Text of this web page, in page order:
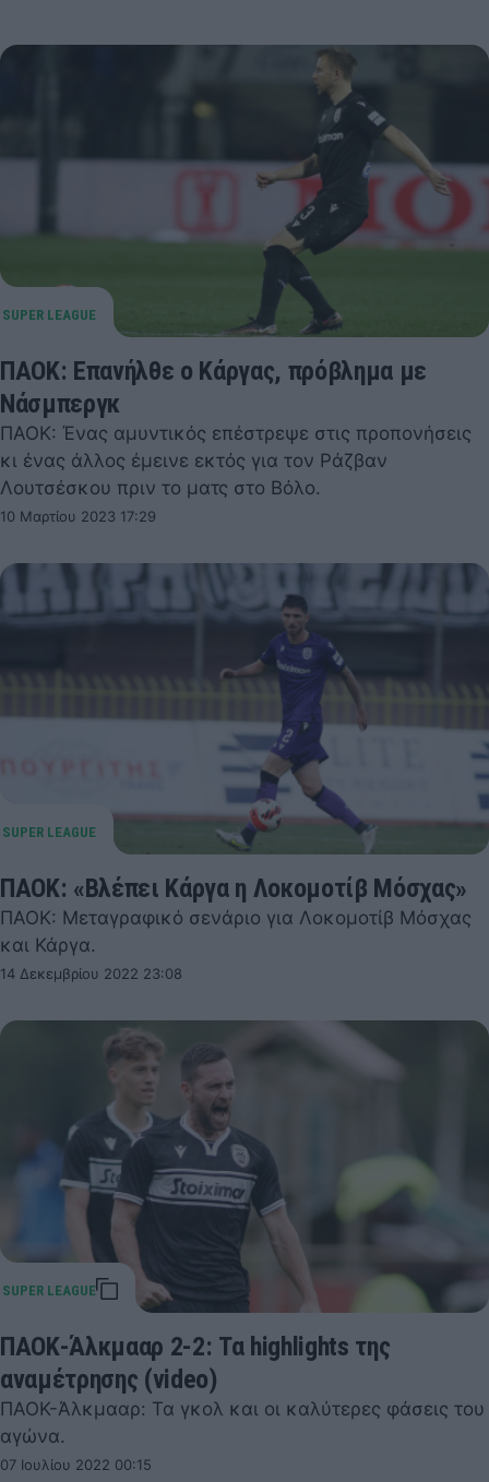
ΠΑΟΚ: Επανήλθε ο Κάργας, πρόβλημα με
Νάσμπεργκ
ΠΑΟΚ: Ένας αμυντικός επέστρεψε στις προπονήσεις
κι ένας άλλος έμεινε εκτός για τον Ράζβαν
Λουτσέσκου πριν το ματς στο Βόλο.
10 Μαρτίου 2023 17:29
ΠΑΟΚ: «Βλέπει Κάργα η Λοκομοτίβ Μόσχας»
ΠΑΟΚ: Μεταγραφικό σενάριο για Λοκομοτίβ Μόσχας
και Κάργα.
14 Δεκεμβρίου 2022 23:08
ΠΑΟΚ-Άλκμααρ 2-2: Τα highlights της
αναμέτρησης (video)
ΠΑΟΚ-Άλκμααρ: Τα γκολ και οι καλύτερες φάσεις του
αγώνα.
07 Ιουλίου 2022 00:15